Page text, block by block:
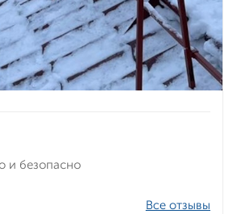
и безопасно
Все отзывы